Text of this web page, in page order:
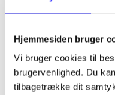
Hjemmesiden bruger
Vi bruger cookies til
brugervenlighed. Du
tilbagetrække dit
...